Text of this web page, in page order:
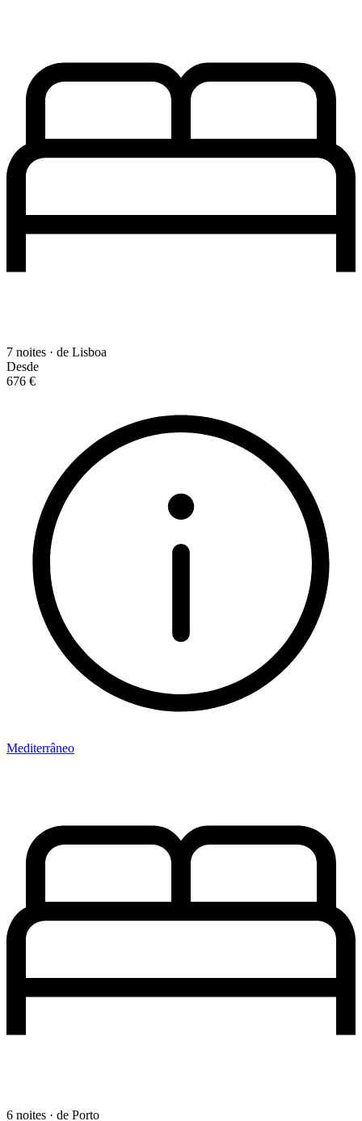
7 noites · de Lisboa
Desde
676 €
Mediterrâneo
6 noites · de Porto